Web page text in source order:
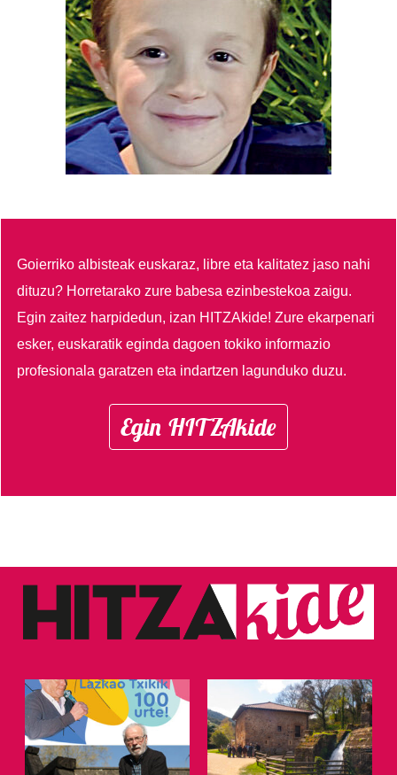
Goierriko albisteak euskaraz, libre eta kalitatez jaso nahi
dituzu? Horretarako zure babesa ezinbestekoa zaigu.
Egin zaitez harpidedun, izan HITZAkide!Zure ekarpenari
esker, euskaratik eginda dagoen tokiko informazio
profesionala garatzen eta indartzen lagunduko duzu.
Egin HITZAkide